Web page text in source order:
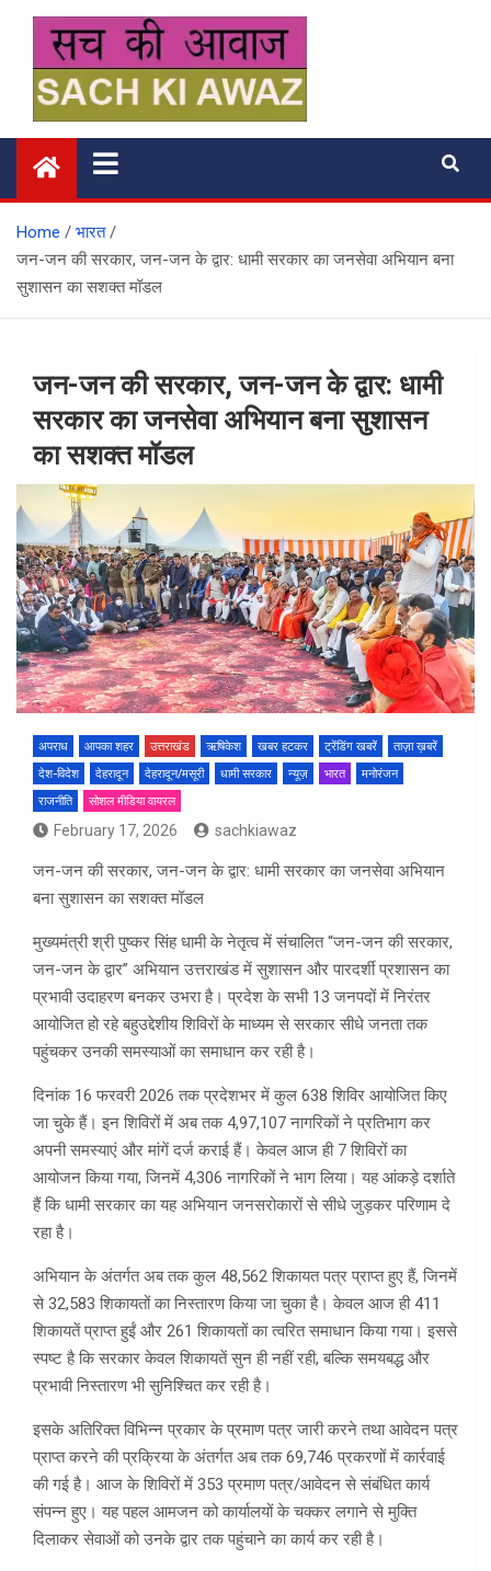
content
सच की आवाज
Home
भारत
जन-जन की सरकार, जन-जन के द्वार: धामी सरकार का जनसेवा अभियान बना
सुशासन का सशक्त मॉडल
जन-जन की सरकार, जन-जन के द्वार: धामी
सरकार का जनसेवा अभियान बना सुशासन
का सशक्त मॉडल
अपराध आपका शहर उत्तराखंड ऋषिकेश खबर हटकर ट्रेंडिंग खबरें
ताज़ा ख़बरें
देश-विदेश
देहरादून देहरादून/मसूरी धामी सरकार न्यूज़ भारत
मनोरंजन
राजनीति
सोशल मीडिया वायरल
February 17, 2026 sachkiawaz
जन-जन की सरकार, जन-जन के द्वार: धामी सरकार का जनसेवा अभियान
बना सुशासन का सशक्त मॉडल
मुख्यमंत्री श्री पुष्कर सिंह धामी के नेतृत्व में संचालित “जन-जन की सरकार,
जन-जन के द्वार” अभियान उत्तराखंड में सुशासन और पारदर्शी प्रशासन का
प्रभावी उदाहरण बनकर उभरा है। प्रदेश के सभी 13 जनपदों में निरंतर
आयोजित हो रहे बहुउद्देशीय शिविरों के माध्यम से सरकार सीधे जनता तक
पहुंचकर उनकी समस्याओं का समाधान कर रही है।
दिनांक 16 फरवरी 2026 तक प्रदेशभर में कुल 638 शिविर आयोजित किए
जा चुके हैं। इन शिविरों में अब तक 4,97,107 नागरिकों ने प्रतिभाग कर
अपनी समस्याएं और मांगें दर्ज कराई हैं। केवल आज ही 7 शिविरों का
आयोजन किया गया, जिनमें 4,306 नागरिकों ने भाग लिया। यह आंकड़े दर्शाते
हैं कि धामी सरकार का यह अभियान जनसरोकारों से सीधे जुड़कर परिणाम दे
रहा है।
अभियान के अंतर्गत अब तक कुल 48,562 शिकायत पत्र प्राप्त हुए हैं, जिनमें
से 32,583 शिकायतों का निस्तारण किया जा चुका है। केवल आज ही 411
शिकायतें प्राप्त हुईं और 261 शिकायतों का त्वरित समाधान किया गया। इससे
स्पष्ट है कि सरकार केवल शिकायतें सुन ही नहीं रही, बल्कि समयबद्ध और
प्रभावी निस्तारण भी सुनिश्चित कर रही है।
इसके अतिरिक्त विभिन्न प्रकार के प्रमाण पत्र जारी करने तथा आवेदन पत्र
प्राप्त करने की प्रक्रिया के अंतर्गत अब तक 69,746 प्रकरणों में कार्रवाई
की गई है। आज के शिविरों में 353 प्रमाण पत्र/आवेदन से संबंधित कार्य
संपन्न हुए। यह पहल आमजन को कार्यालयों के चक्कर लगाने से मुक्ति
दिलाकर सेवाओं को उनके द्वार तक पहुंचाने का कार्य कर रही है।